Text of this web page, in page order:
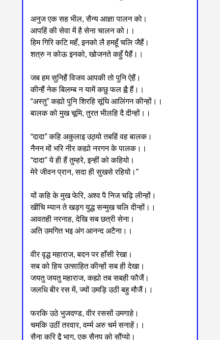
अनुज एक सह भील, सैन्य आज्ञा पालन को।
आपहिं की सेवा में है सेना चालन को।।
हिम गिरि कटि महँ, इनको लै हमहूँ चलि जैहैं।
शत्रु न कोऊ इनको, खोजनते कहुँ पैहैं।।
जब हम सुनिहैं विजय आपकी तो पुनि ऐहैं।
कीन्हैं नेक बिलम्ब न यामें कछु फल ह्वै हैं।।
“अस्तु” कह्यो पुनि शिरहि सूंघि आलिंगन कीन्हों।।
बालक को मुख चूमि, तुरत भीलहि दै दीन्हों।।
“दादा” कहि अकुलाइ उठ्यो तबहिं वह बालक।
नैनन मों भरि नीर कह्यो नरगन के पालक।।
“दादा” ये ही हैं तुम्हरे, इन्हीं को कहियो।
मेरे जीवन प्रान, सदा ही सुखसे रहियो।”
यों कहि के मुख फेरि, अश्व पै निज चढ़ि लीन्हों।
खींचि म्यान ते खड्ग युद्ध सन्मुख चलि दीन्हों।।
आवतही नरनाह, देखि सब छत्री सेना।
अति उमगित भइ अंग आनन्द अटैना।।
वीर वृद्ध महाराज, बदन पर हाँसी रेखा।
सब को हिय उत्साहित कीन्हों सब ही देखा।
जयतु जयतु महाराज, कह्यो तब सबही फौजैं।
जलधि बीर रस में, ज्यों उमड़ि उठी बहु मौजैं।।
फरकि उठे भुजदण्ड, वीर रससों उमगाहे।
चमकि उठीं तरवार, वर्म्म अरु चर्म सनाहें।।
सैना करि द्वै भाग, एक सैनप को सौंप्यो।